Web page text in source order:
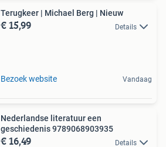
Terugkeer | Michael Berg | Nieuw
€ 15,99 Details
Bezoek website Vandaag
Nederlandse literatuur een
geschiedenis 9789068903935
€ 16,49 Details